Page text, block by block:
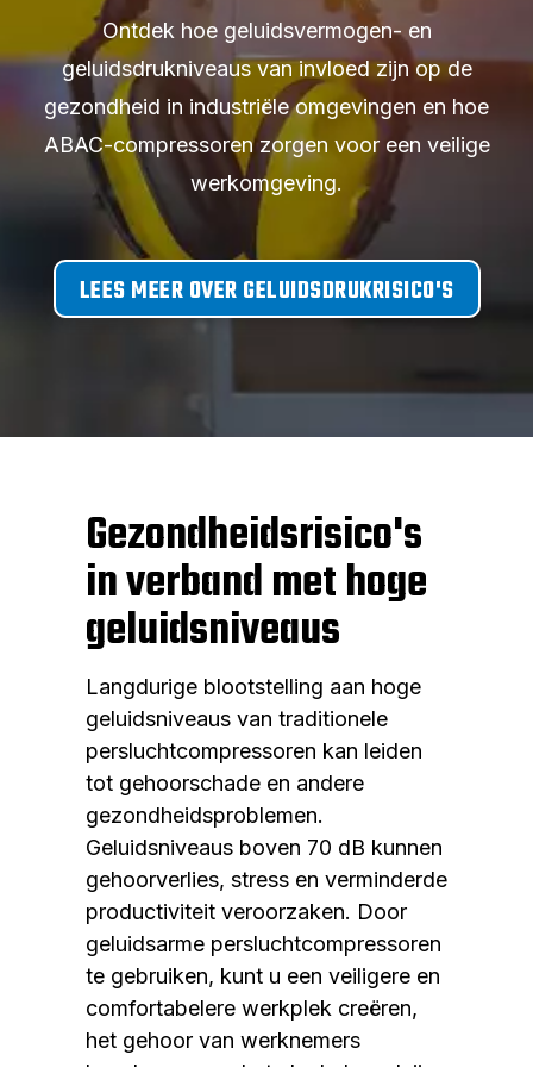
Ontdek hoe geluidsvermogen- en
geluidsdrukniveaus van invloed zijn op de
gezondheid in industriële omgevingen en hoe
ABAC-compressoren zorgen voor een veilige
werkomgeving.
LEES MEER OVER GELUIDSDRUKRISICO'S
Gezondheidsrisico's
in verband met hoge
geluidsniveaus
Langdurige blootstelling aan hoge
geluidsniveaus van traditionele
persluchtcompressoren kan leiden
tot gehoorschade en andere
gezondheidsproblemen.
Geluidsniveaus boven 70 dB kunnen
gehoorverlies, stress en verminderde
productiviteit veroorzaken. Door
geluidsarme persluchtcompressoren
te gebruiken, kunt u een veiligere en
comfortabelere werkplek creëren,
het gehoor van werknemers